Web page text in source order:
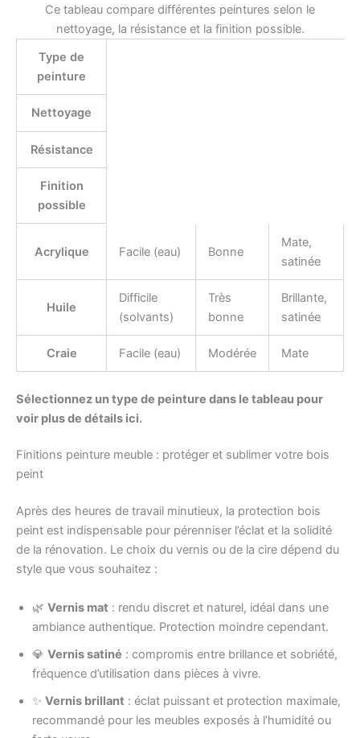
Ce tableau compare différentes peintures selon le
nettoyage, la résistance et la finition possible.
Type de
peinture
Nettoyage
Résistance
Finition
possible
Acrylique Facile (eau) Bonne
Mate,
satinée
Huile
Difficile
(solvants)
Très
bonne
Brillante,
satinée
Craie Facile (eau) Modérée Mate
Sélectionnez un type de peinture dans le tableau pour
voir plus de détails ici.
Finitions peinture meuble : protéger et sublimer votre bois
peint
Après des heures de travail minutieux, la protection bois
peint est indispensable pour pérenniser l’éclat et la solidité
de la rénovation. Le choix du vernis ou de la cire dépend du
style que vous souhaitez :
🌿 Vernis mat : rendu discret et naturel, idéal dans une
ambiance authentique. Protection moindre cependant.
💎 Vernis satiné : compromis entre brillance et sobriété,
fréquence d’utilisation dans pièces à vivre.
✨ Vernis brillant : éclat puissant et protection maximale,
recommandé pour les meubles exposés à l’humidité ou